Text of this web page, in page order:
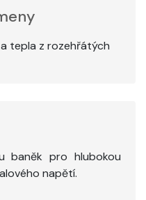
tepla z rozehřátých
baněk pro hlubokou
napětí.